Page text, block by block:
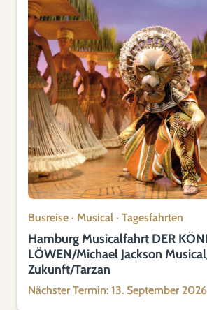
Busreise · Musical · Tagesfahrten
Hamburg Musicalfahrt DER
LÖWEN/Michael Jackson
Zukunft/Tarzan
Nächster Termin: 13. September 2026